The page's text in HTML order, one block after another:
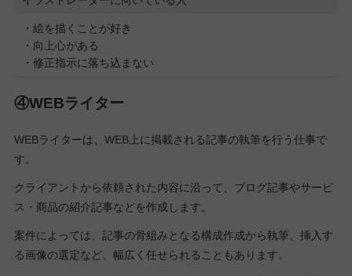
・絵を描くことが好き
・向上心がある
・修正指示に落ち込まない
④WEBライター
WEBライターは、WEB上に掲載される記事の執筆を行う仕事で
す。
クライアントから依頼された内容に沿って、ブログ記事やサービ
ス・商品の紹介記事などを作成します。
案件によっては、記事の骨組みとなる構成作成から執筆、挿入す
る画像の選定など、幅広く任せられることもあります。